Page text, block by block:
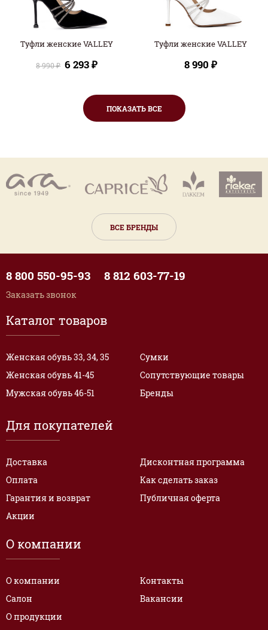
Туфли женские VALLEY
8 990 ₽ 6 293 ₽
Туфли женские VALLEY
8 990 ₽
ПОКАЗАТЬ ВСЕ
ВСЕ БРЕНДЫ
Каталог товаров
Женская обувь 33, 34, 35
Женская обувь 41-45
Мужская обувь 46-51
Сумки
Сопутствующие товары
Бренды
Для покупателей
Доставка
Оплата
Гарантия и возврат
Акции
Дисконтная программа
Как сделать заказ
Публичная оферта
О компании
О компании
Салон
О продукции
Контакты
Вакансии
8 800 550-95-93 8 812 603-77-19
Заказать звонок